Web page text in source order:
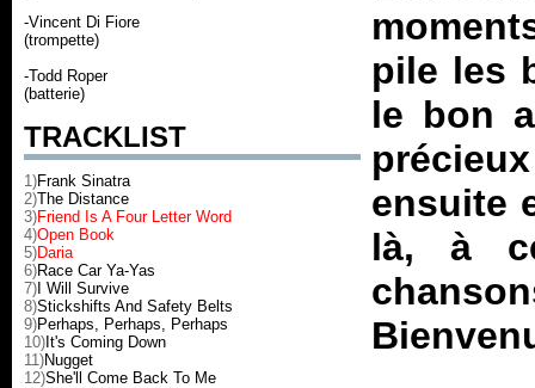
-Vincent Di Fiore
(trompette)
-Todd Roper
(batterie)
TRACKLIST
1)Frank Sinatra
2)The Distance
3)Friend Is A Four Letter Word
4)Open Book
5)Daria
6)Race Car Ya-Yas
7) I Will Survive
8)Stickshifts And Safety Belts
9)Perhaps, Perhaps, Perhaps
10) It's Coming Down
11)Nugget
12)She'll Come Back To Me
pile les
le bon
ensuite
là, à